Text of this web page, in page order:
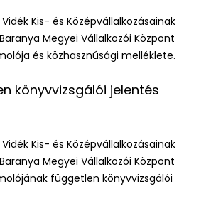
Kis- és Középvállalkozásainak
Megyei Vállalkozói Központ
és közhasznúsági melléklete.
könyvvizsgálói jelentés
Kis- és Középvállalkozásainak
Megyei Vállalkozói Központ
független könyvvizsgálói